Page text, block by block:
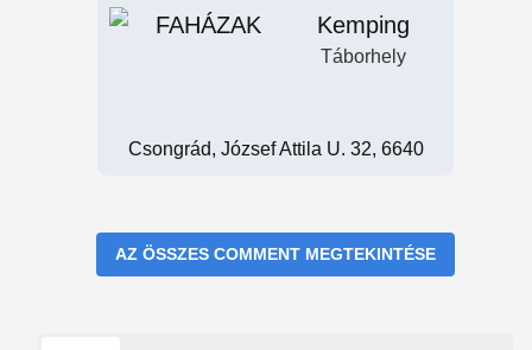
Kemping
Táborhely
Csongrád, József Attila U. 32, 6640
AZ ÖSSZES COMMENT MEGTEKINTÉSE